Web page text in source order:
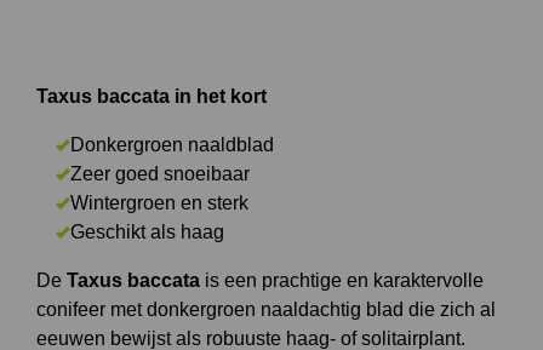
Taxus baccata in het kort
Donkergroen naaldblad
Zeer goed snoeibaar
Wintergroen en sterk
Geschikt als haag
De Taxus baccata is een prachtige en karaktervolle
conifeer met donkergroen naaldachtig blad die zich al
eeuwen bewijst als robuuste haag- of solitairplant.